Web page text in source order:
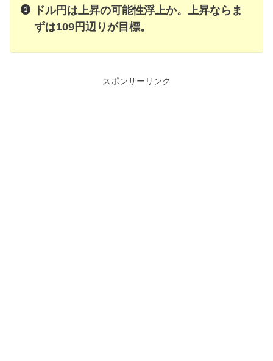
ドル円は上昇の可能性浮上か。上昇ならま
ずは109円辺りが目標。
スポンサーリンク